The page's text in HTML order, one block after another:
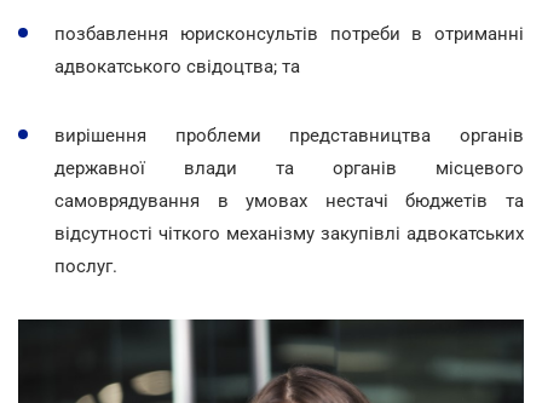
позбавлення юрисконсультів потреби в отриманні
адвокатського свідоцтва; та
вирішення проблеми представництва органів
державної влади та органів місцевого
самоврядування в умовах нестачі бюджетів та
відсутності чіткого механізму закупівлі адвокатських
послуг.